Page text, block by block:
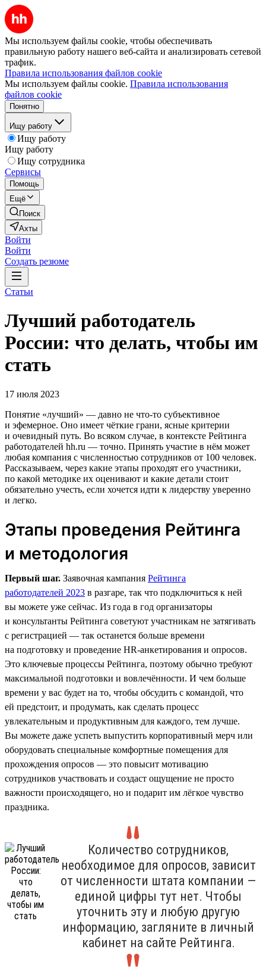
Мы используем файлы cookie, чтобы обеспечивать
правильную работу нашего веб-сайта и анализировать сетевой
трафик.
Правила использования файлов cookie
Мы используем файлы cookie. Правила использования
файлов cookie
Понятно
Ищу работу
Ищу работу
Ищу работу
Ищу сотрудника
Сервисы
Помощь
Ещё
Поиск
Ахты
Войти
Войти
Создать резюме
Статьи
Лучший работодатель
России: что делать, чтобы им
стать
17 июля 2023
Понятие «лучший» — давно не что-то субъективное
и эфемерное. Оно имеет чёткие грани, ясные критерии
и очевидный путь. Во всяком случае, в контексте Рейтинга
работодателей hh.ru — точно. Принять участие в нём может
любая компания с численностью сотрудников от 100 человек.
Рассказываем, через какие этапы проходят его участники,
по какой методике их оценивают и какие детали стоит
обязательно учесть, если хочется идти к лидерству уверенно
и легко.
Этапы проведения Рейтинга
и методология
Первый шаг. Заявочная кампания Рейтинга
работодателей 2023 в разгаре, так что подключиться к ней
вы можете уже сейчас. Из года в год организаторы
и консультанты Рейтинга советуют участникам не затягивать
с регистрацией — так останется больше времени
на подготовку и проведение HR-анкетирования и опросов.
Это ключевые процессы Рейтинга, поэтому обычно требуют
максимальной подготовки и вовлечённости. И чем больше
времени у вас будет на то, чтобы обсудить с командой, что
ей предстоит, и продумать, как сделать процесс
увлекательным и продуктивным для каждого, тем лучше.
Вы можете даже успеть выпустить корпоративный мерч или
оборудовать специальные комфортные помещения для
прохождения опросов — это повысит мотивацию
сотрудников участвовать и создаст ощущение не просто
важности происходящего, но и подарит им лёгкое чувство
праздника.
Количество сотрудников,
необходимое для опросов, зависит
от численности штата компании —
единой цифры тут нет. Чтобы
уточнить эту и любую другую
информацию, загляните в личный
кабинет на сайте Рейтинга.